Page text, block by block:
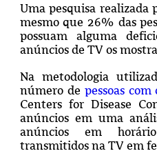
Uma pesquisa realizada
mesmo que 26% das
possuam alguma
anúncios de TV os
Na metodologia
número de pessoas
Centers for Disease
anúncios em uma
anúncios em
transmitidos na TV em